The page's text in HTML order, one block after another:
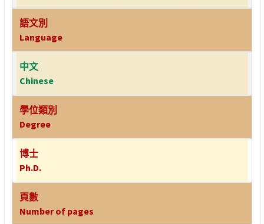
語文別
Language
中文
Chinese
學位類別
Degree
博士
Ph.D.
頁數
Number of pages